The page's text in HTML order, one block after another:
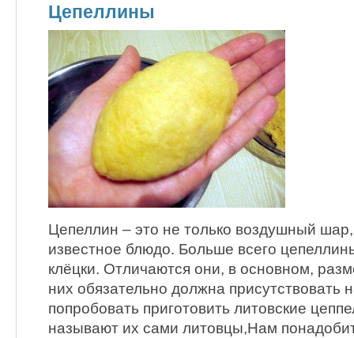
Цепеллины
Цепеллин – это не только воздушный
известное блюдо. Больше всего
клёцки. Отличаются они, в основном,
них обязательно должна присутствовать
попробовать приготовить литовские
называют их сами литовцы,Нам